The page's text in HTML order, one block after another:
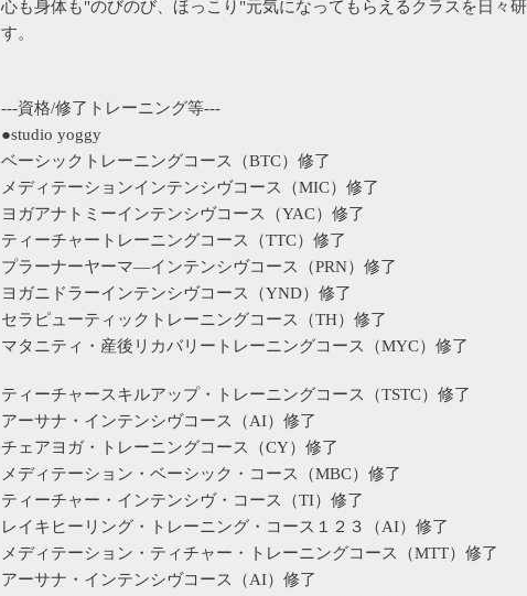
心も身体も"のびのび、ほっこり"元気になってもらえるクラスを日々
す。
---資格/修了トレーニング等---
●studio yoggy
ベーシックトレーニングコース（BTC）修了
メディテーションインテンシヴコース（MIC）修了
ヨガアナトミーインテンシヴコース（YAC）修了
ティーチャートレーニングコース（TTC）修了
プラーナーヤーマ—インテンシヴコース（PRN）修了
ヨガニドラーインテンシヴコース（YND）修了
セラピューティックトレーニングコース（TH）修了
マタニティ・産後リカバリートレーニングコース（MYC）修了
ティーチャースキルアップ・トレーニングコース（TSTC）修了
アーサナ・インテンシヴコース（AI）修了
チェアヨガ・トレーニングコース（CY）修了
メディテーション・ベーシック・コース（MBC）修了
ティーチャー・インテンシヴ・コース（TI）修了
レイキヒーリング・トレーニング・コース１２３（AI）修了
メディテーション・ティチャー・トレーニングコース（MTT）修了
アーサナ・インテンシヴコース（AI）修了